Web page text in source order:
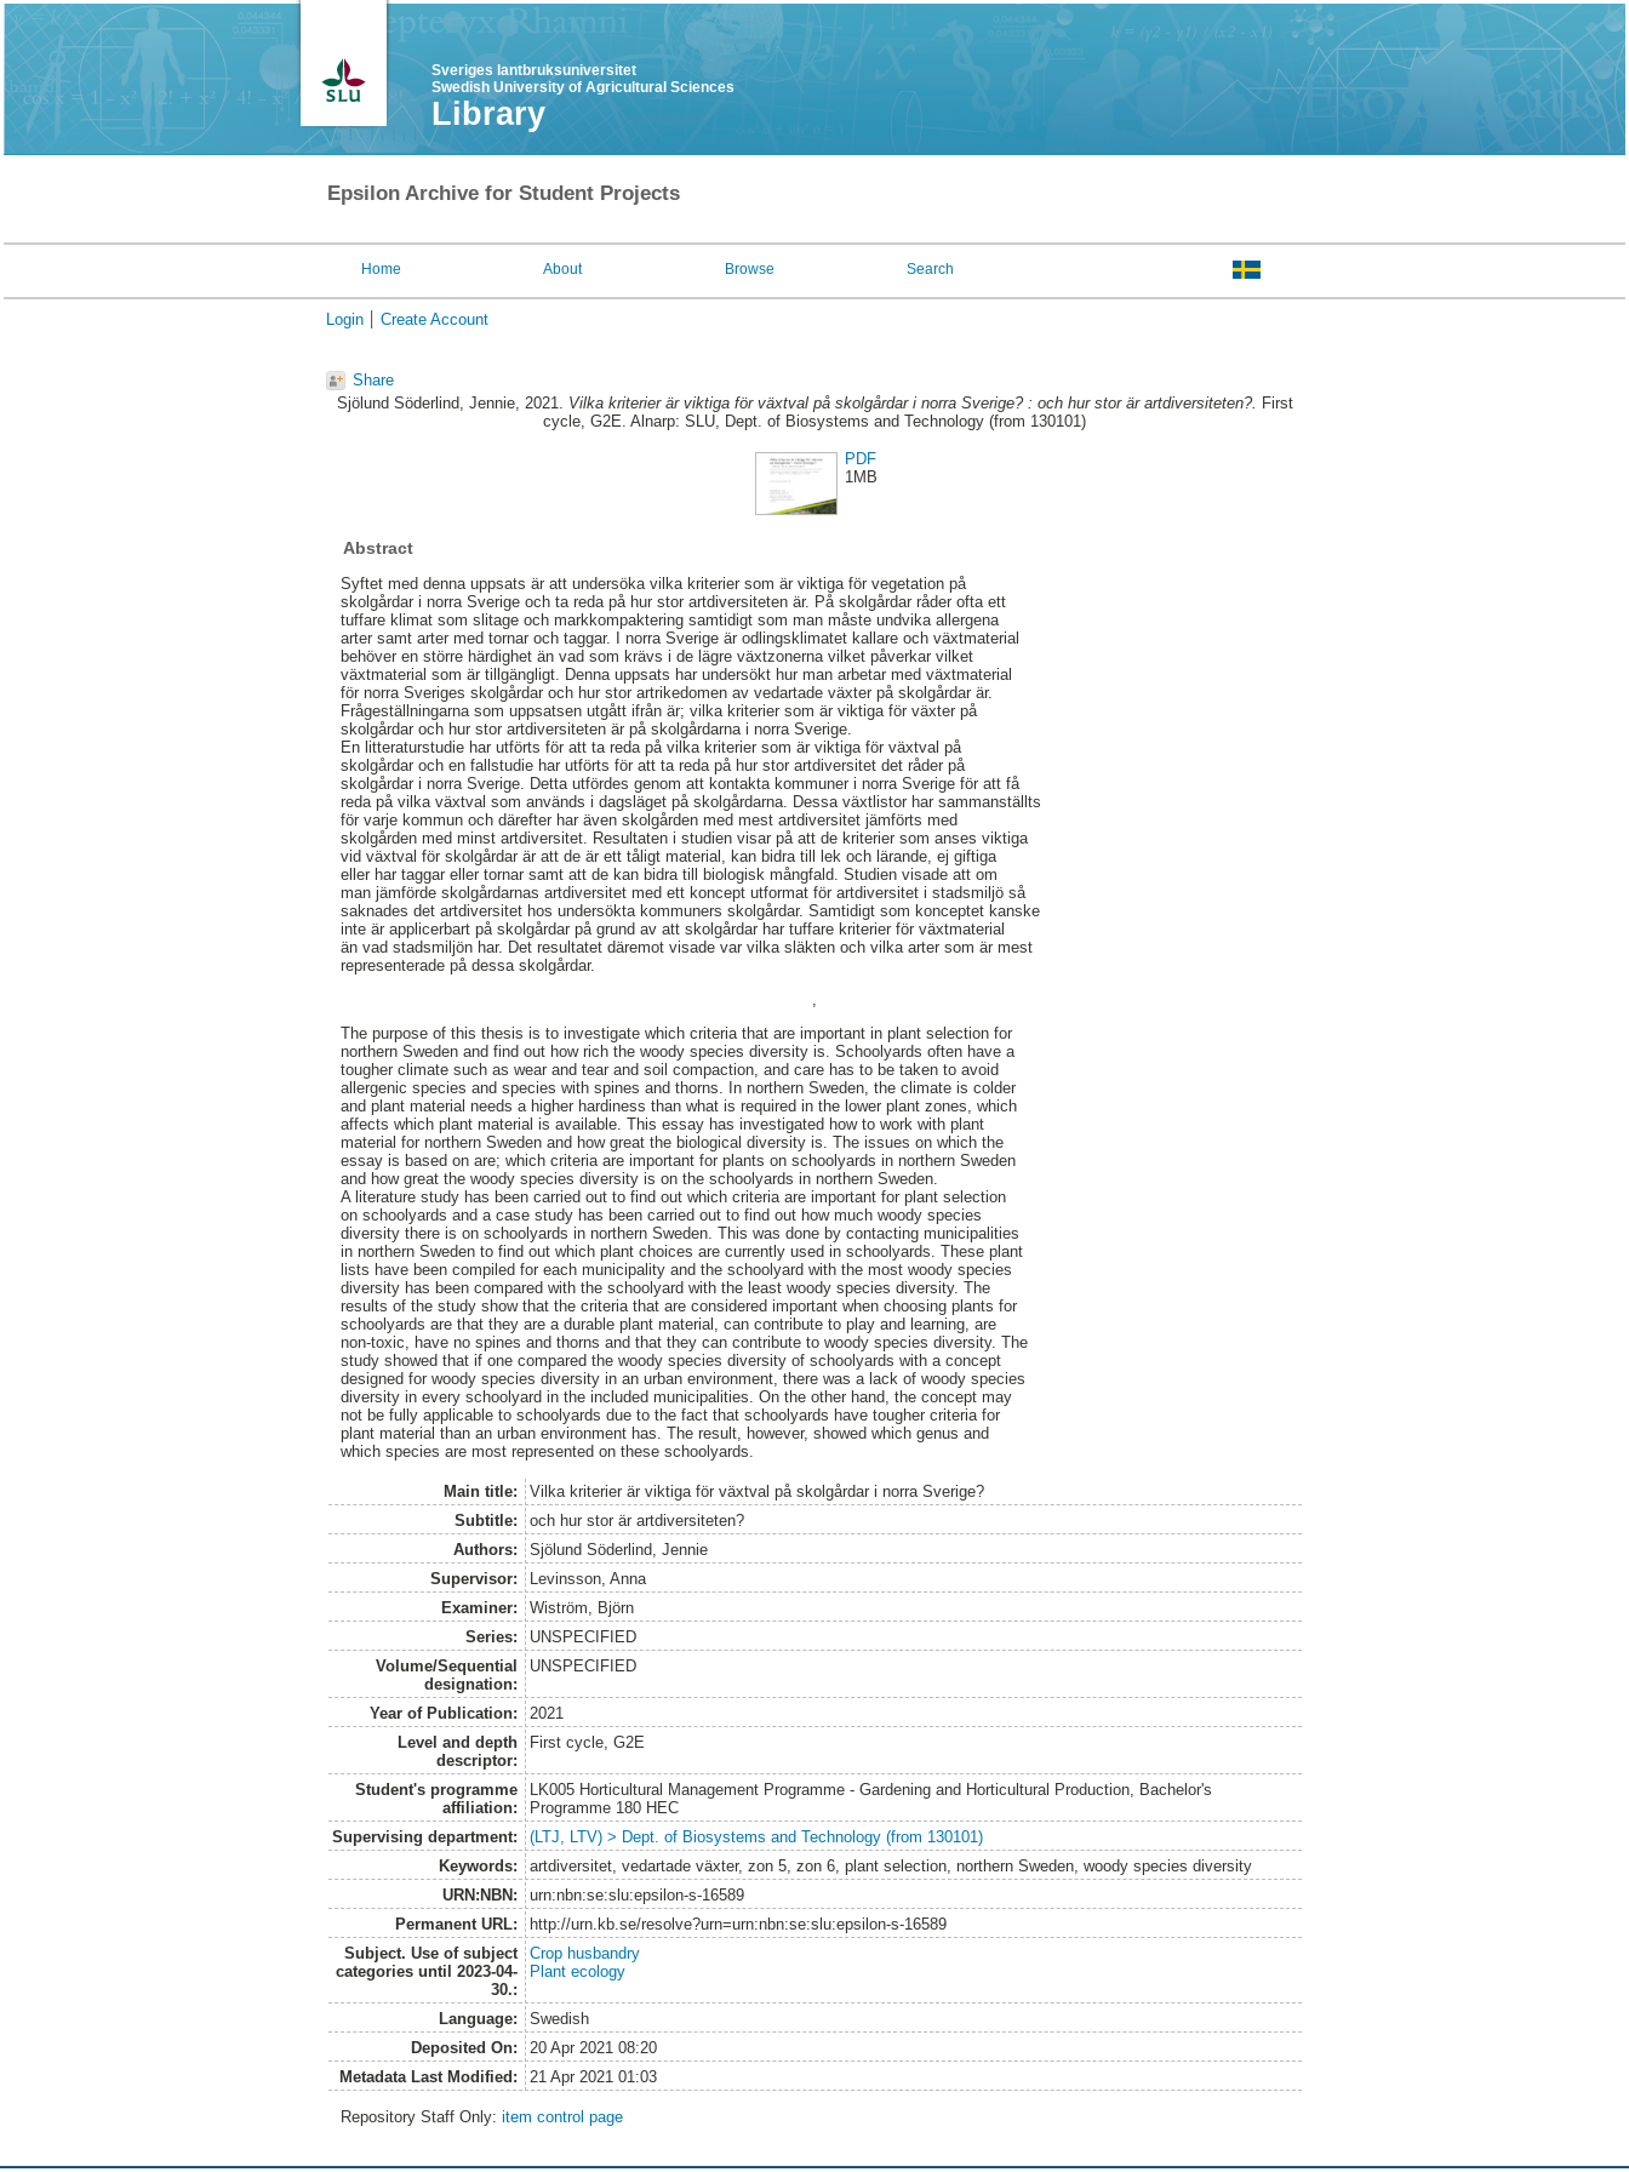
Sveriges lantbruksuniversitet
Swedish University of Agricultural Sciences
Library
Epsilon Archive for Student Projects
Home About Browse Search
Login Create Account
Share
Sjölund Söderlind, Jennie, 2021. Vilka kriterier är viktiga för växtval på skolgårdar i norra Sverige? : och hur stor är artdiversiteten?. First
cycle, G2E. Alnarp: SLU, Dept. of Biosystems and Technology (from 130101)
PDF
1MB
Abstract
Syftet med denna uppsats är att undersöka vilka kriterier som är viktiga för vegetation på
skolgårdar i norra Sverige och ta reda på hur stor artdiversiteten är. På skolgårdar råder ofta ett
tuffare klimat som slitage och markkompaktering samtidigt som man måste undvika allergena
arter samt arter med tornar och taggar. I norra Sverige är odlingsklimatet kallare och växtmaterial
behöver en större härdighet än vad som krävs i de lägre växtzonerna vilket påverkar vilket
växtmaterial som är tillgängligt. Denna uppsats har undersökt hur man arbetar med växtmaterial
för norra Sveriges skolgårdar och hur stor artrikedomen av vedartade växter på skolgårdar är.
Frågeställningarna som uppsatsen utgått ifrån är; vilka kriterier som är viktiga för växter på
skolgårdar och hur stor artdiversiteten är på skolgårdarna i norra Sverige.
En litteraturstudie har utförts för att ta reda på vilka kriterier som är viktiga för växtval på
skolgårdar och en fallstudie har utförts för att ta reda på hur stor artdiversitet det råder på
skolgårdar i norra Sverige. Detta utfördes genom att kontakta kommuner i norra Sverige för att få
reda på vilka växtval som används i dagsläget på skolgårdarna. Dessa växtlistor har sammanställts
för varje kommun och därefter har även skolgården med mest artdiversitet jämförts med
skolgården med minst artdiversitet. Resultaten i studien visar på att de kriterier som anses viktiga
vid växtval för skolgårdar är att de är ett tåligt material, kan bidra till lek och lärande, ej giftiga
eller har taggar eller tornar samt att de kan bidra till biologisk mångfald. Studien visade att om
man jämförde skolgårdarnas artdiversitet med ett koncept utformat för artdiversitet i stadsmiljö så
saknades det artdiversitet hos undersökta kommuners skolgårdar. Samtidigt som konceptet kanske
inte är applicerbart på skolgårdar på grund av att skolgårdar har tuffare kriterier för växtmaterial
än vad stadsmiljön har. Det resultatet däremot visade var vilka släkten och vilka arter som är mest
representerade på dessa skolgårdar.
The purpose of this thesis is to investigate which criteria that are important in plant selection for
northern Sweden and find out how rich the woody species diversity is. Schoolyards often have a
tougher climate such as wear and tear and soil compaction, and care has to be taken to avoid
allergenic species and species with spines and thorns. In northern Sweden, the climate is colder
and plant material needs a higher hardiness than what is required in the lower plant zones, which
affects which plant material is available. This essay has investigated how to work with plant
material for northern Sweden and how great the biological diversity is. The issues on which the
essay is based on are; which criteria are important for plants on schoolyards in northern Sweden
and how great the woody species diversity is on the schoolyards in northern Sweden.
A literature study has been carried out to find out which criteria are important for plant selection
on schoolyards and a case study has been carried out to find out how much woody species
diversity there is on schoolyards in northern Sweden. This was done by contacting municipalities
in northern Sweden to find out which plant choices are currently used in schoolyards. These plant
lists have been compiled for each municipality and the schoolyard with the most woody species
diversity has been compared with the schoolyard with the least woody species diversity. The
results of the study show that the criteria that are considered important when choosing plants for
schoolyards are that they are a durable plant material, can contribute to play and learning, are
non-toxic, have no spines and thorns and that they can contribute to woody species diversity. The
study showed that if one compared the woody species diversity of schoolyards with a concept
designed for woody species diversity in an urban environment, there was a lack of woody species
diversity in every schoolyard in the included municipalities. On the other hand, the concept may
not be fully applicable to schoolyards due to the fact that schoolyards have tougher criteria for
plant material than an urban environment has. The result, however, showed which genus and
which species are most represented on these schoolyards.
Main title:
Vilka kriterier är viktiga för växtval på skolgårdar i norra Sverige?
Subtitle:
och hur stor är artdiversiteten?
Authors:
Sjölund Söderlind, Jennie
Supervisor:
Levinsson, Anna
Examiner:
Wiström, Björn
Series:
UNSPECIFIED
Volume/Sequential
designation:
UNSPECIFIED
Year of Publication:
2021
Level and depth
descriptor:
First cycle, G2E
Student's programme
affiliation:
LK005 Horticultural Management Programme - Gardening and Horticultural Production, Bachelor's
Programme 180 HEC
Supervising department:
(LTJ, LTV) > Dept. of Biosystems and Technology (from 130101)
Keywords:
artdiversitet, vedartade växter, zon 5, zon 6, plant selection, northern Sweden, woody species diversity
URN:NBN:
urn:nbn:se:slu:epsilon-s-16589
Permanent URL:
http://urn.kb.se/resolve?urn=urn:nbn:se:slu:epsilon-s-16589
Subject. Use of subject
categories until 2023-04-
30.:
Crop husbandry
Plant ecology
Language:
Swedish
Deposited On:
20 Apr 2021 08:20
Metadata Last Modified:
21 Apr 2021 01:03
Repository Staff Only:item control page